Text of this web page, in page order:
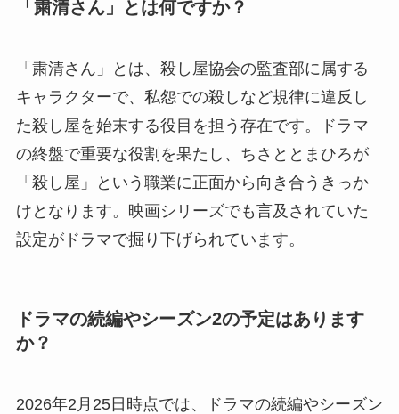
「粛清さん」とは何ですか？
「粛清さん」とは、殺し屋協会の監査部に属する
キャラクターで、私怨での殺しなど規律に違反し
た殺し屋を始末する役目を担う存在です。ドラマ
の終盤で重要な役割を果たし、ちさととまひろが
「殺し屋」という職業に正面から向き合うきっか
けとなります。映画シリーズでも言及されていた
設定がドラマで掘り下げられています。
ドラマの続編やシーズン2の予定はあります
か？
2026年2月25日時点では、ドラマの続編やシーズン